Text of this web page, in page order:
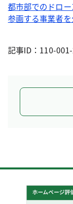
都市部でのドロ
参画する事業者
記事ID：110-